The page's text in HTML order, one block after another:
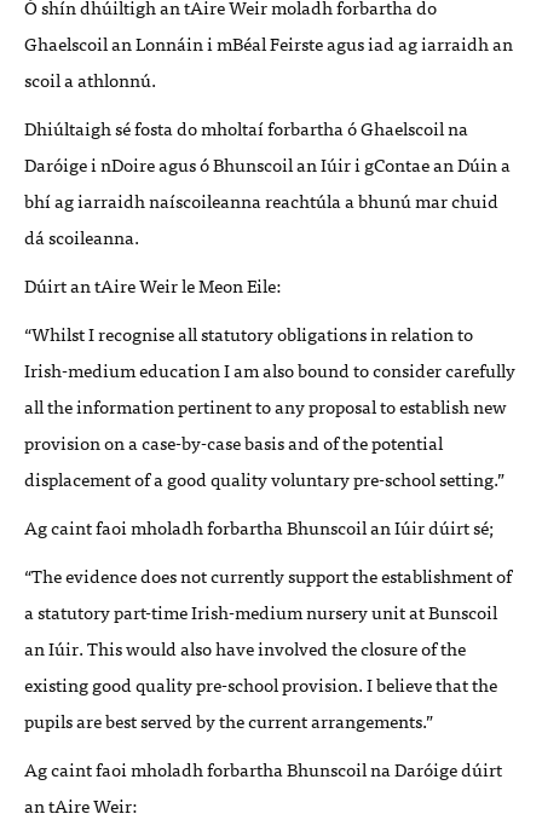
Ó shín dhúiltigh an tAire Weir moladh forbartha do
Ghaelscoil an Lonnáin i mBéal Feirste agus iad ag iarraidh an
scoil a athlonnú.
Dhiúltaigh sé fosta do mholtaí forbartha ó Ghaelscoil na
Daróige i nDoire agus ó Bhunscoil an Iúir i gContae an Dúin a
bhí ag iarraidh naíscoileanna reachtúla a bhunú mar chuid
dá scoileanna.
Dúirt an tAire Weir le Meon Eile:
“Whilst I recognise all statutory obligations in relation to
Irish-medium education I am also bound to consider carefully
all the information pertinent to any proposal to establish new
provision on a case-by-case basis and of the potential
displacement of a good quality voluntary pre-school setting.”
Ag caint faoi mholadh forbartha Bhunscoil an Iúir dúirt sé;
“The evidence does not currently support the establishment of
a statutory part-time Irish-medium nursery unit at Bunscoil
an Iúir. This would also have involved the closure of the
existing good quality pre-school provision. I believe that the
pupils are best served by the current arrangements.”
Ag caint faoi mholadh forbartha Bhunscoil na Daróige dúirt
an tAire Weir: